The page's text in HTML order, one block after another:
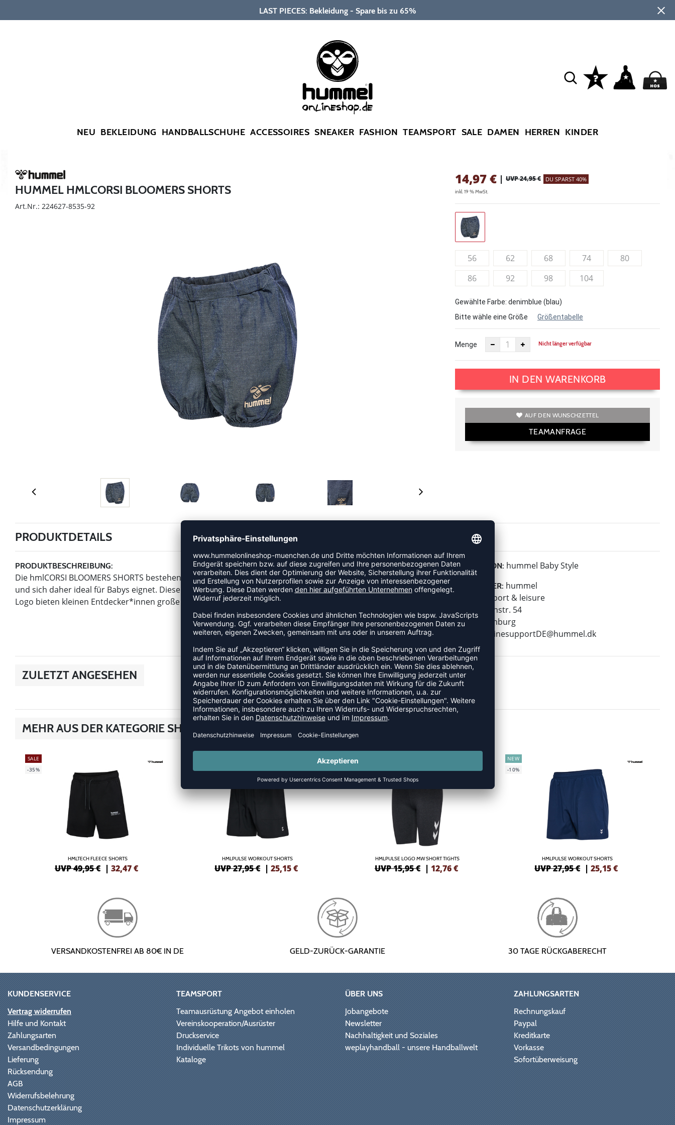
LAST PIECES: Bekleidung - Spare bis zu 65%
NEU BEKLEIDUNG HANDBALLSCHUHE ACCESSOIRES SNEAKER FASHION TEAMSPORT SALE DAMEN HERREN KINDER
HUMMEL HMLCORSI BLOOMERS SHORTS
Art.Nr.: 224627-8535-92
14,97€ | UVP 24,95 € DU SPARST 40%
inkl. 19 % MwSt.
56 62 68 74
80
86
92 98 104
Gewählte Farbe: denimblue (blau)
Bitte wähle eine Größe
Größentabelle
Menge Nicht länger verfügbar
IN DEN WARENKORB
AUF DEN WUNSCHZETTEL
TEAMANFRAGE
PRODUKTDETAILS
PRODUKTBESCHREIBUNG:
Die hmlCORSI BLOOMERS SHORTS bestehen aus Bio-Baumwolle, die sich auf empfindlicher Haut sanft anfühlt
und sich daher ideal für Babys eignet. Diese Shorts von hummel mit verstellbarem Bund und aufgedrucktem
Logo bieten kleinen Entdecker*innen große Bewegungsfreiheit.
KOLLEKTION: hummel Baby Style
HERSTELLER: hummel
hummel sport & leisure
Leverkusenstr. 54
22761 Hamburg
onlinesupportDE@hummel.dk
ZULETZT ANGESEHEN
MEHR AUS DER KATEGORIE SHORTS
SALE
-35%
HMLTECH FLEECE SHORTS
UVP 49,95 € | 32,47€
-10%
HMLPULSE WORKOUT SHORTS
UVP 27,95 € |25,15€
NEW
-20%
HMLPULSE LOGO MW SHORT TIGHTS
UVP 15,95 € | 12,76€
NEW
-10%
HMLPULSE WORKOUT SHORTS
UVP 27,95 € |25,15€
VERSANDKOSTENFREI AB 80€ IN DE GELD-ZURÜCK-GARANTIE 30 TAGE RÜCKGABERECHT
KUNDENSERVICE
Vertrag widerrufen
Hilfe und Kontakt
Zahlungsarten
Versandbedingungen
Lieferung
Rücksendung
AGB
Widerrufsbelehrung
Datenschutzerklärung
Impressum
TEAMSPORT
Teamausrüstung Angebot einholen
Vereinskooperation/Ausrüster
Druckservice
Individuelle Trikots von hummel
Kataloge
ÜBER UNS
Jobangebote
Newsletter
Nachhaltigkeit und Soziales
weplayhandball - unsere Handballwelt
ZAHLUNGSARTEN
Rechnungskauf
Paypal
Kreditkarte
Vorkasse
Sofortüberweisung